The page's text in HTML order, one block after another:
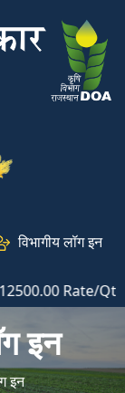
विभागीय लॉग इन
Rate/Qtl
इन
इन